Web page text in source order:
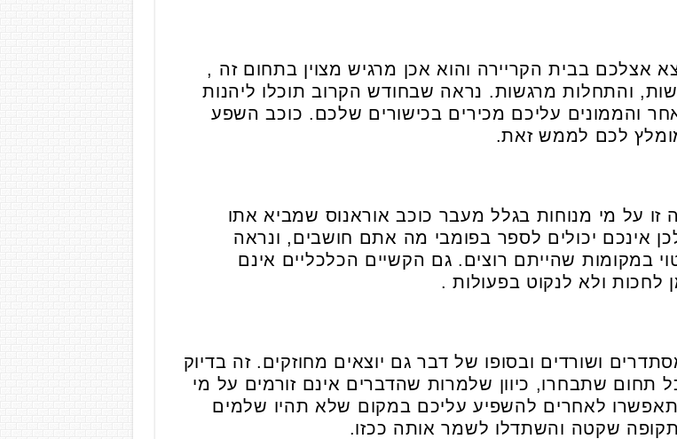
אצלכם בבית הקריירה והוא אכן מרגיש מצוין בתחום זה ,
והתחלות מרגשות. נראה שבחודש הקרוב תוכלו ליהנות
והממונים עליכם מכירים בכישורים שלכם. כוכב השפע
לכם לממש זאת.
זו על מי מנוחות בגלל מעבר כוכב אוראנוס שמביא אתו
אינכם יכולים לספר בפומבי מה אתם חושבים, ונראה
במקומות שהייתם רוצים. גם הקשיים הכלכליים אינם
לחכות ולא לנקוט בפעולות .
ושורדים ובסופו של דבר גם יוצאים מחוזקים. זה בדיוק
תחום שתבחרו, כיוון שלמרות שהדברים אינם זורמים על מי
לאחרים להשפיע עליכם במקום שלא תהיו שלמים
שקטה והשתדלו לשמר אותה ככזו.